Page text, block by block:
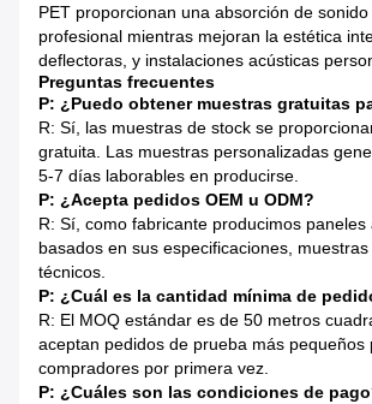
PET proporcionan una absorción de
profesional mientras mejoran la estética
deflectoras, y instalaciones acústicas
Preguntas frecuentes
P: ¿Puedo obtener muestras gratuitas
R: Sí, las muestras de stock se
gratuita. Las muestras personalizadas
5-7 días laborables en producirse.
P: ¿Acepta pedidos OEM u ODM?
R: Sí, como fabricante producimos paneles
basados en sus especificaciones,
técnicos.
P: ¿Cuál es la cantidad mínima de
R: El MOQ estándar es de 50 metros
aceptan pedidos de prueba más pequeños
compradores por primera vez.
P: ¿Cuáles son las condiciones de